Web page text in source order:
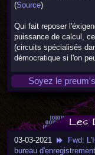
(Source)
Qui fait reposer
puissance de calcul,
(circuits spécialisés
démocratique si l'on
Soyez le
Les
03-03-2021
Fwd:
bureau d'enregistrement